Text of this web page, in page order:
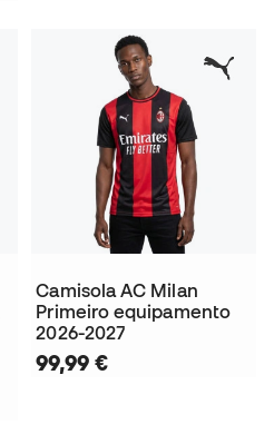
Camisola AC Milan
Primeiro equipamento
2026-2027
99,99 €